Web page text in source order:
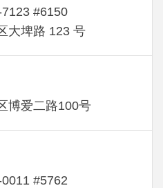
#6150
大埤路 123 号
博爱二路100号
#5762